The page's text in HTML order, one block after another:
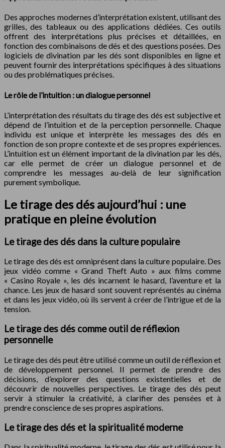
Des approches modernes d’interprétation existent, utilisant des
grilles, des tableaux ou des applications dédiées. Ces outils
offrent des interprétations plus précises et détaillées, en
fonction des combinaisons de dés et des questions posées. Des
logiciels de divination par les dés sont disponibles en ligne et
peuvent fournir des interprétations spécifiques à des situations
ou des problématiques précises.
Le rôle de l’intuition : un dialogue personnel
L’interprétation des résultats du tirage des dés est subjective et
dépend de l’intuition et de la perception personnelle. Chaque
individu est unique et interprète les messages des dés en
fonction de son propre contexte et de ses propres expériences.
L’intuition est un élément important de la divination par les dés,
car elle permet de créer un dialogue personnel et de
comprendre les messages au-delà de leur signification
purement symbolique.
Le tirage des dés aujourd’hui : une
pratique en pleine évolution
Le tirage des dés dans la culture populaire
Le tirage des dés est omniprésent dans la culture populaire. Des
jeux vidéo comme « Grand Theft Auto » aux films comme
« Casino Royale », les dés incarnent le hasard, l’aventure et la
chance. Les jeux de hasard sont souvent représentés au cinéma
et dans les jeux vidéo, où ils servent à créer de l’intrigue et de la
tension.
Le tirage des dés comme outil de réflexion
personnelle
Le tirage des dés peut être utilisé comme un outil de réflexion et
de développement personnel. Il permet de prendre des
décisions, d’explorer des questions existentielles et de
découvrir de nouvelles perspectives. Le tirage des dés peut
servir à stimuler la créativité, à clarifier des pensées et à
prendre conscience de ses propres aspirations.
Le tirage des dés et la spiritualité moderne